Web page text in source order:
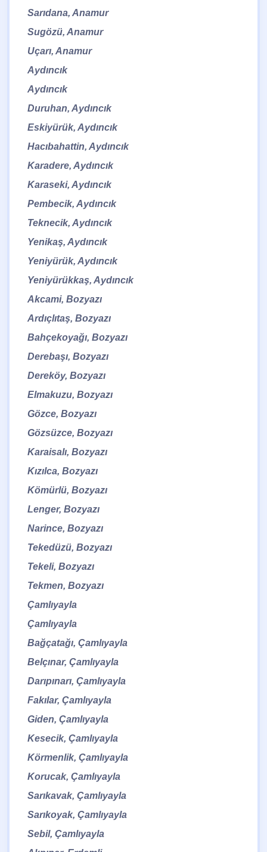
Sarıdana, Anamur
Sugözü, Anamur
Uçarı, Anamur
Aydıncık
Aydıncık
Duruhan, Aydıncık
Eskiyürük, Aydıncık
Hacıbahattin, Aydıncık
Karadere, Aydıncık
Karaseki, Aydıncık
Pembecik, Aydıncık
Teknecik, Aydıncık
Yenikaş, Aydıncık
Yeniyürük, Aydıncık
Yeniyürükkaş, Aydıncık
Akcami, Bozyazı
Ardıçlıtaş, Bozyazı
Bahçekoyağı, Bozyazı
Derebaşı, Bozyazı
Dereköy, Bozyazı
Elmakuzu, Bozyazı
Gözce, Bozyazı
Gözsüzce, Bozyazı
Karaisalı, Bozyazı
Kızılca, Bozyazı
Kömürlü, Bozyazı
Lenger, Bozyazı
Narince, Bozyazı
Tekedüzü, Bozyazı
Tekeli, Bozyazı
Tekmen, Bozyazı
Çamlıyayla
Çamlıyayla
Bağçatağı, Çamlıyayla
Belçınar, Çamlıyayla
Darıpınarı, Çamlıyayla
Fakılar, Çamlıyayla
Giden, Çamlıyayla
Kesecik, Çamlıyayla
Körmenlik, Çamlıyayla
Korucak, Çamlıyayla
Sarıkavak, Çamlıyayla
Sarıkoyak, Çamlıyayla
Sebil, Çamlıyayla